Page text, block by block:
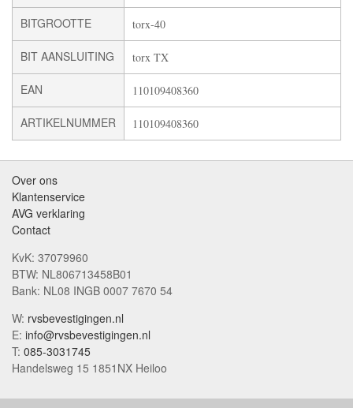
BITGROOTTE torx-40
BIT AANSLUITING torx TX
EAN 110109408360
ARTIKELNUMMER 110109408360
Over ons
Klantenservice
AVG verklaring
Contact
KvK: 37079960
BTW: NL806713458B01
Bank: NL08 INGB 0007 7670 54
W: rvsbevestigingen.nl
E: info@rvsbevestigingen.nl
T: 085-3031745
Handelsweg 15 1851NX Heiloo